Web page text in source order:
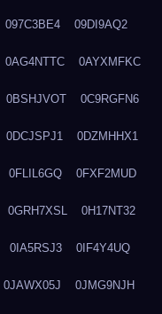
097C3BE4 09DI9AQ2
0AG4NTTC 0AYXMFKC
0BSHJVOT 0C9RGFN6
0DCJSPJ1 0DZMHHX1
0FLIL6GQ 0FXF2MUD
0GRH7XSL 0H17NT32
0IA5RSJ3 0IF4Y4UQ
0JAWX05J 0JMG9NJH